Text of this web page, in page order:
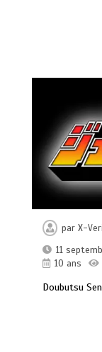
parX-
11
10 ans
Doubutsu